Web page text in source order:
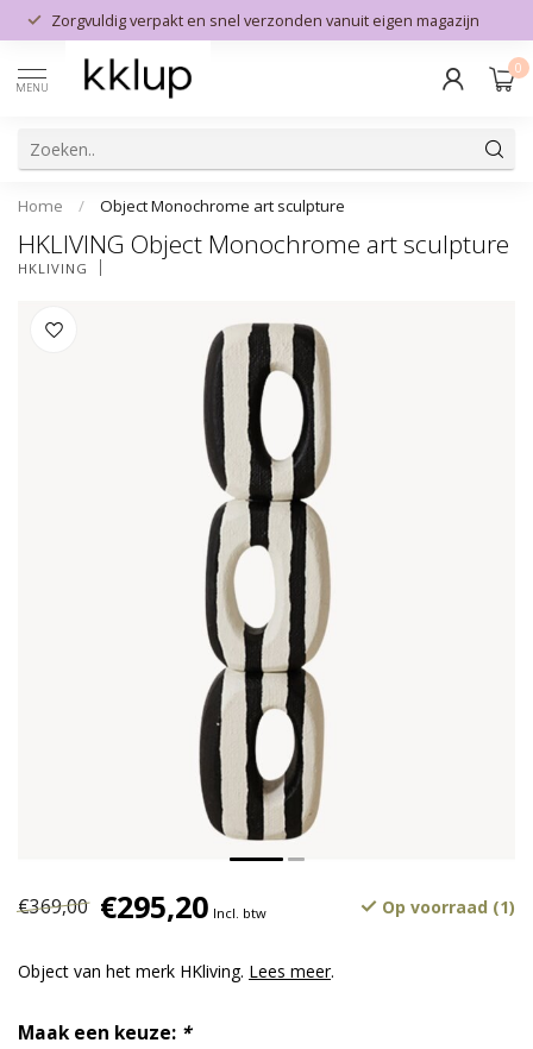
Zorgvuldig verpakt en snel verzonden vanuit eigen magazijn
MENU
0
Home / Object Monochrome art sculpture
HKLIVING Object Monochrome art sculpture
HKLIVING
€369,00 €295,20 Incl. btw Op voorraad (1)
Object van het merk HKliving. Lees meer.
Maak een keuze: *